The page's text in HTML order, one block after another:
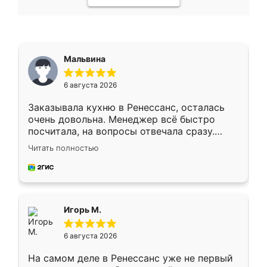
Мальвина
6 августа 2026
Заказывала кухню в Ренессанс, осталась
очень довольна. Менеджер всё быстро
посчитала, на вопросы отвечала сразу.
Замерщик приехал в субботу, подошёл к
делу со всей ответственностью. Собрали
за день, ребята работали аккуратно, даже
Читать полностью
Игорь М.
6 августа 2026
На самом деле в Ренессанс уже не первый